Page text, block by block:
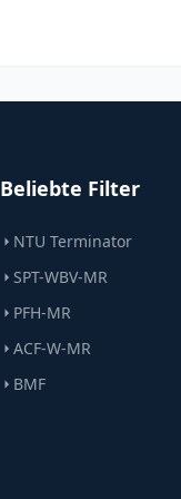
Beliebte Filter
NTU Terminator
SPT-WBV-MR
PFH-MR
ACF-W-MR
BMF